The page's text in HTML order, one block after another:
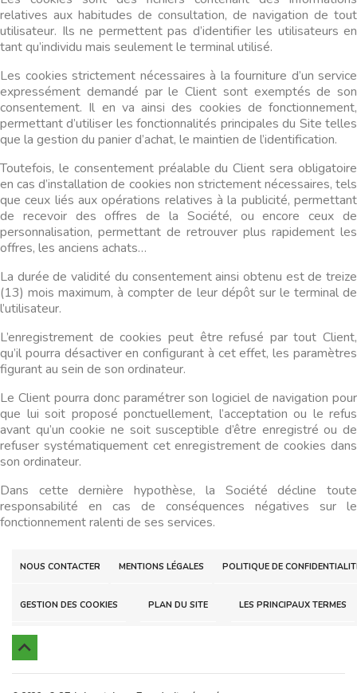
relatives aux habitudes de consultation, de navigation de tout
utilisateur. Ils ne permettent pas d’identifier les utilisateurs en
tant qu’individu mais seulement le terminal utilisé.
Les cookies strictement nécessaires à la fourniture d’un service
expressément demandé par le Client sont exemptés de son
consentement. Il en va ainsi des cookies de fonctionnement,
permettant d’utiliser les fonctionnalités principales du Site telles
que la gestion du panier d’achat, le maintien de l’identification.
Toutefois, le consentement préalable du Client sera obligatoire
en cas d’installation de cookies non strictement nécessaires, tels
que ceux liés aux opérations relatives à la publicité, permettant
de recevoir des offres de la Société, ou encore ceux de
personnalisation, permettant de retrouver plus rapidement les
offres, les anciens achats…
La durée de validité du consentement ainsi obtenu est de treize
(13) mois maximum, à compter de leur dépôt sur le terminal de
l’utilisateur.
L’enregistrement de cookies peut être refusé par tout Client,
qu’il pourra désactiver en configurant à cet effet, les paramètres
figurant au sein de son ordinateur.
Le Client pourra donc paramétrer son logiciel de navigation pour
que lui soit proposé ponctuellement, l’acceptation ou le refus
avant qu’un cookie ne soit susceptible d’être enregistré ou de
refuser systématiquement cet enregistrement de cookies dans
son ordinateur.
Dans cette dernière hypothèse, la Société décline toute
responsabilité en cas de conséquences négatives sur le
fonctionnement ralenti de ses services.
NOUS CONTACTER MENTIONS LÉGALES POLITIQUE DE
GESTION DES COOKIES PLAN DU SITE LES PRINCIPAUX TERMES
